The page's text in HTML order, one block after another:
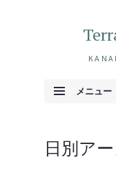
メニュー
日別ア